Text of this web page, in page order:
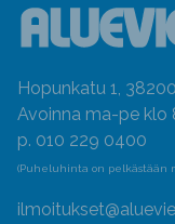
Hopunkatu 1,
Avoinna ma-pe klo
p. 010 229 0400
(Puheluhinta on pelkästään